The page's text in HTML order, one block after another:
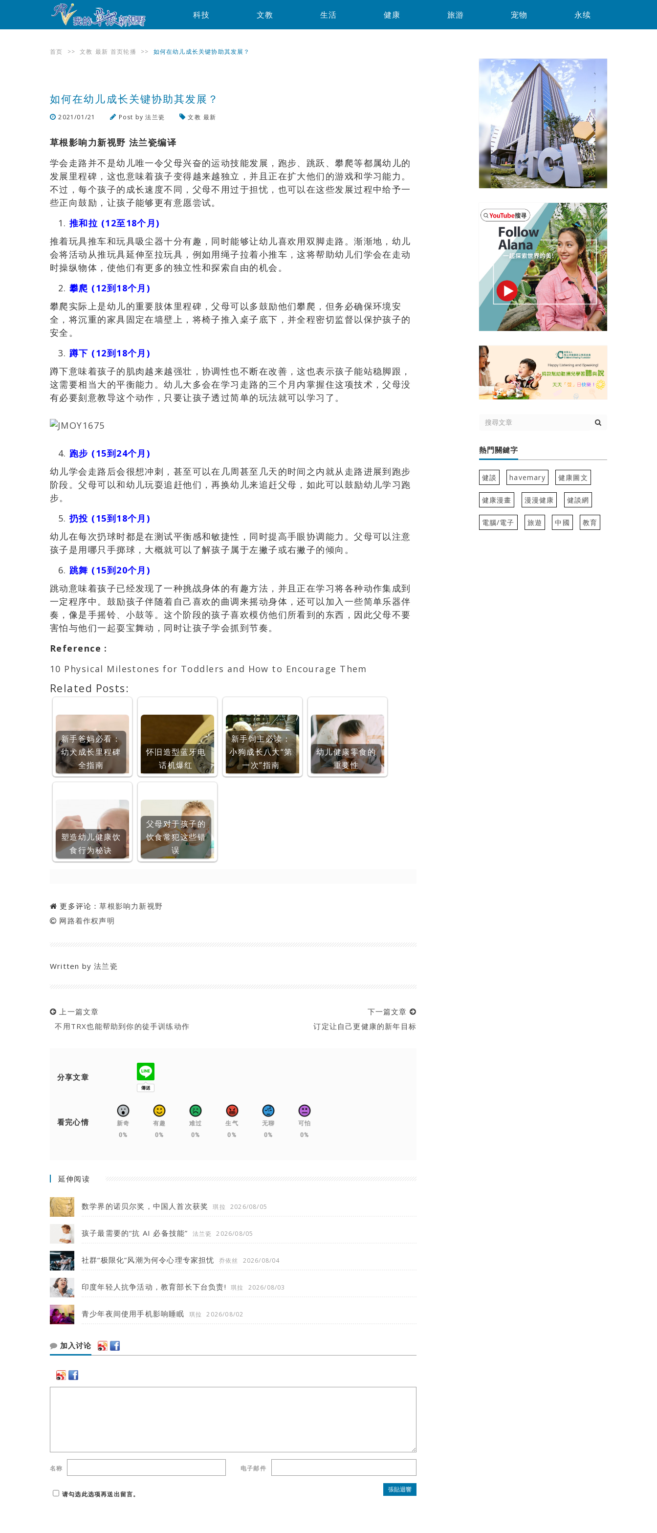
科技 文教 生活 健康 旅游 宠物 永续
首页 >> 文教 最新 首页轮播 >> 如何在幼儿成长关键协助其发展？
如何在幼儿成长关键协助其发展？
2021/01/21 Post by法兰瓷 文教 最新
草根影响力新视野 法兰瓷编译
学会走路并不是幼儿唯一令父母兴奋的运动技能发展，跑步、跳跃、攀爬等都属幼儿的
发展里程碑，这也意味着孩子变得越来越独立，并且正在扩大他们的游戏和学习能力。
不过，每个孩子的成长速度不同，父母不用过于担忧，也可以在这些发展过程中给予一
些正向鼓励，让孩子能够更有意愿尝试。
推和拉 (12至18个月)
推着玩具推车和玩具吸尘器十分有趣，同时能够让幼儿喜欢用双脚走路。渐渐地，幼儿
会将活动从推玩具延伸至拉玩具，例如用绳子拉着小推车，这将帮助幼儿们学会在走动
时操纵物体，使他们有更多的独立性和探索自由的机会。
攀爬 (12到18个月)
攀爬实际上是幼儿的重要肢体里程碑，父母可以多鼓励他们攀爬，但务必确保环境安
全，将沉重的家具固定在墙壁上，将椅子推入桌子底下，并全程密切监督以保护孩子的
安全。
蹲下 (12到18个月)
蹲下意味着孩子的肌肉越来越强壮，协调性也不断在改善，这也表示孩子能站稳脚跟，
这需要相当大的平衡能力。幼儿大多会在学习走路的三个月内掌握住这项技术，父母没
有必要刻意教导这个动作，只要让孩子透过简单的玩法就可以学习了。
跑步 (15到24个月)
幼儿学会走路后会很想冲刺，甚至可以在几周甚至几天的时间之内就从走路进展到跑步
阶段。父母可以和幼儿玩耍追赶他们，再换幼儿来追赶父母，如此可以鼓励幼儿学习跑
步。
扔投 (15到18个月)
幼儿在每次扔球时都是在测试平衡感和敏捷性，同时提高手眼协调能力。父母可以注意
孩子是用哪只手掷球，大概就可以了解孩子属于左撇子或右撇子的倾向。
跳舞 (15到20个月)
跳动意味着孩子已经发现了一种挑战身体的有趣方法，并且正在学习将各种动作集成到
一定程序中。鼓励孩子伴随着自己喜欢的曲调来摇动身体，还可以加入一些简单乐器伴
奏，像是手摇铃、小鼓等。这个阶段的孩子喜欢模仿他们所看到的东西，因此父母不要
害怕与他们一起耍宝舞动，同时让孩子学会抓到节奏。
Reference :
10 Physical Milestones for Toddlers and How to Encourage Them
Related Posts:
新手爸妈必看：
幼犬成长里程碑
全指南
怀旧造型蓝牙电
话机爆红
新手饲主必读：
小狗成长八大“第
一次”指南
幼儿健康零食的
重要性
塑造幼儿健康饮
食行为秘诀
父母对于孩子的
饮食常犯这些错
误
更多评论：草根影响力新视野
网路着作权声明
Written by法兰瓷
上一篇文章
不用TRX也能帮助到你的徒手训练动作
下一篇文章
订定让自己更健康的新年目标
分享文章
看完心情
新奇
0%
有趣
0%
难过
0%
生气
0%
无聊
0%
可怕
0%
延伸阅读
数学界的诺贝尔奖，中国人首次获奖 琪拉 2026/08/05
孩子最需要的“抗 AI 必备技能” 法兰瓷 2026/08/05
社群“极限化”风潮为何令心理专家担忧 乔依丝 2026/08/04
印度年轻人抗争活动，教育部长下台负责! 琪拉 2026/08/03
青少年夜间使用手机影响睡眠 琪拉 2026/08/02
加入讨论
名称 电子邮件
请勾选此选项再送出留言。
熱門關鍵字
健談 havemary 健康圖文
健康漫畫 漫漫健康 健談網
電腦/電子 旅遊 中國 教育